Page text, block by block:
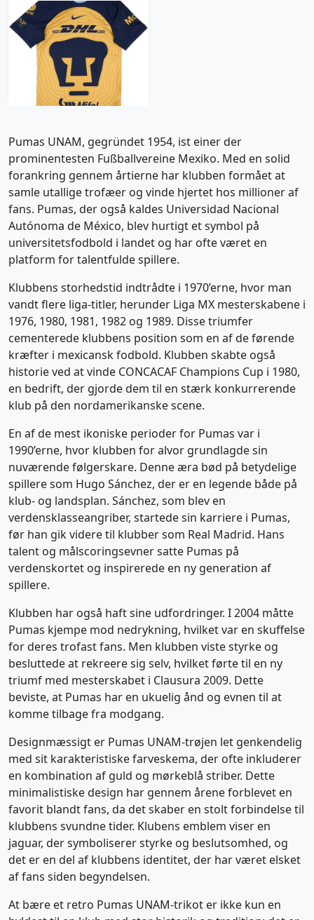
2022-23 Pumas UNAM
Away Shirt - 10/10 - (S)
71.99£ · ca. €85
Trikot kaufen
Pumas UNAM, gegründet 1954, ist einer der
prominentesten Fußballvereine Mexiko. Med en solid
forankring gennem årtierne har klubben formået at
samle utallige trofæer og vinde hjertet hos millioner af
fans. Pumas, der også kaldes Universidad Nacional
Autónoma de México, blev hurtigt et symbol på
universitetsfodbold i landet og har ofte været en
platform for talentfulde spillere.
Klubbens storhedstid indtrådte i 1970’erne, hvor man
vandt flere liga-titler, herunder Liga MX mesterskabene i
1976, 1980, 1981, 1982 og 1989. Disse triumfer
cementerede klubbens position som en af de førende
kræfter i mexicansk fodbold. Klubben skabte også
historie ved at vinde CONCACAF Champions Cup i 1980,
en bedrift, der gjorde dem til en stærk konkurrerende
klub på den nordamerikanske scene.
En af de mest ikoniske perioder for Pumas var i
1990’erne, hvor klubben for alvor grundlagde sin
nuværende følgerskare. Denne æra bød på betydelige
spillere som Hugo Sánchez, der er en legende både på
klub- og landsplan. Sánchez, som blev en
verdensklasseangriber, startede sin karriere i Pumas,
før han gik videre til klubber som Real Madrid. Hans
talent og målscoringsevner satte Pumas på
verdenskortet og inspirerede en ny generation af
spillere.
Klubben har også haft sine udfordringer. I 2004 måtte
Pumas kjempe mod nedrykning, hvilket var en skuffelse
for deres trofast fans. Men klubben viste styrke og
besluttede at rekreere sig selv, hvilket førte til en ny
triumf med mesterskabet i Clausura 2009. Dette
beviste, at Pumas har en ukuelig ånd og evnen til at
komme tilbage fra modgang.
Designmæssigt er Pumas UNAM-trøjen let genkendelig
med sit karakteristiske farveskema, der ofte inkluderer
en kombination af guld og mørkeblå striber. Dette
minimalistiske design har gennem årene forblevet en
favorit blandt fans, da det skaber en stolt forbindelse til
klubbens svundne tider. Klubens emblem viser en
jaguar, der symboliserer styrke og beslutsomhed, og
det er en del af klubbens identitet, der har været elsket
af fans siden begyndelsen.
At bære et retro Pumas UNAM-trikot er ikke kun en